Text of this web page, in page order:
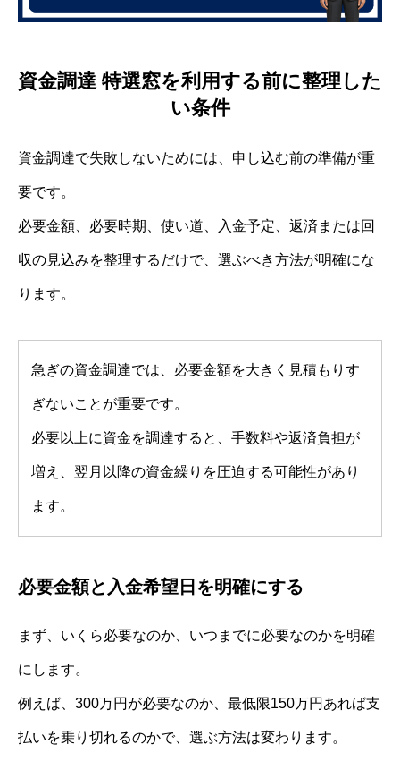
資金調達 特選窓を利用する前に整理した
い条件
資金調達で失敗しないためには、申し込む前の準備が重
要です。
必要金額、必要時期、使い道、入金予定、返済または回
収の見込みを整理するだけで、選ぶべき方法が明確にな
ります。
急ぎの資金調達では、必要金額を大きく見積もりす
ぎないことが重要です。
必要以上に資金を調達すると、手数料や返済負担が
増え、翌月以降の資金繰りを圧迫する可能性があり
ます。
必要金額と入金希望日を明確にする
まず、いくら必要なのか、いつまでに必要なのかを明確
にします。
例えば、300万円が必要なのか、最低限150万円あれば支
払いを乗り切れるのかで、選ぶ方法は変わります。